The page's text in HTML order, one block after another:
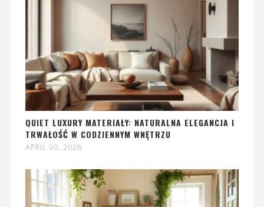
QUIET LUXURY MATERIAŁY: NATURALNA ELEGANCJA I
TRWAŁOŚĆ W CODZIENNYM WNĘTRZU
APRIL 30, 2026